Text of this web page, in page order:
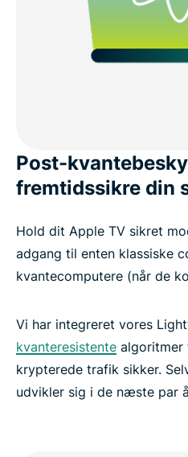
Post-
fremtidssikre din
Hold dit Apple TV sikret
adgang til enten klassiske
kvantecomputere (når de
Vi har integreret vores
kvanteresistente algoritmer
krypterede trafik sikker.
udvikler sig i de næste par